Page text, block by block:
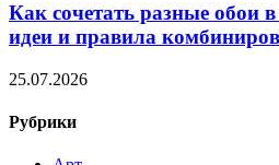
Как сочетать разные обои
идеи и правила
25.07.2026
Рубрики